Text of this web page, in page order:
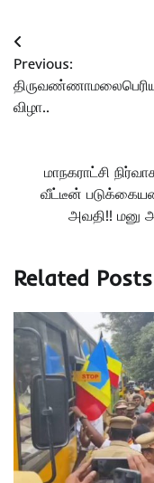
Post
navigation
Previous:
விழா..
மாநகராட்சி
வீட்டீன்
அவதி!! மனு
Related Posts